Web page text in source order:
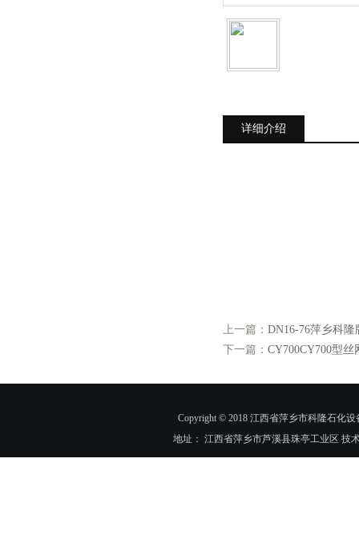
详细介绍
上一篇： DN16-76萍乡科
下一篇： CY700CY700型
Copyright © 2018 江西省萍乡市科隆石化
地址： 江西省萍乡市芦溪县珠亭工业区 技